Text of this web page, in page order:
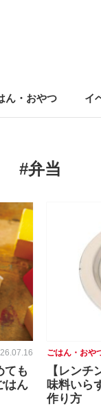
ん・おやつ イ
#弁当
ても
はん
ごはん・おや
【レン
味料いら
作り方